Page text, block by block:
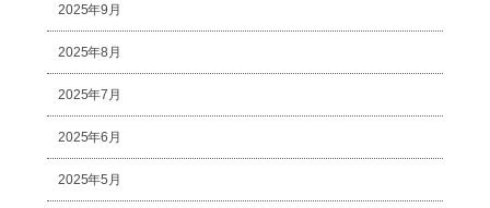
2025年9月
2025年8月
2025年7月
2025年6月
2025年5月